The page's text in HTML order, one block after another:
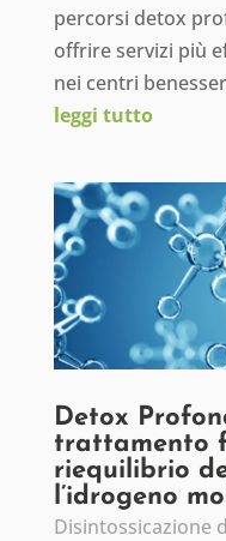
percorsi detox
offrire servizi più
nei centri
leggi tutto
Detox
trattamento
riequilibrio
l’idrogeno
Disintossicazione